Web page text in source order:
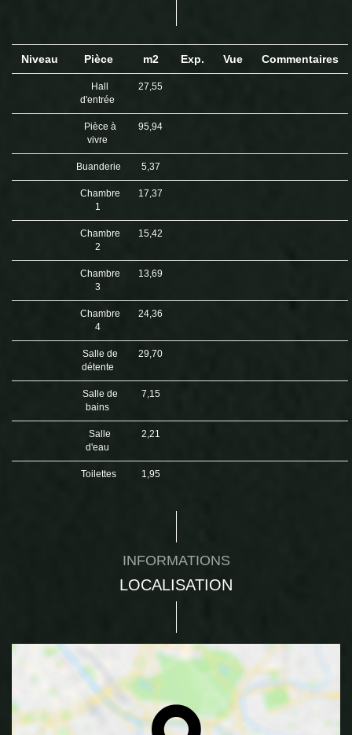
Niveau Pièce m2 Exp. Vue Commentaires
Hall
d'entrée
27,55
Pièce à
vivre
95,94
Buanderie 5,37
Chambre
1
17,37
Chambre
2
15,42
Chambre
3
13,69
Chambre
4
24,36
Salle de
détente
29,70
Salle de
bains
7,15
Salle
d'eau
2,21
Toilettes 1,95
INFORMATIONS
LOCALISATION